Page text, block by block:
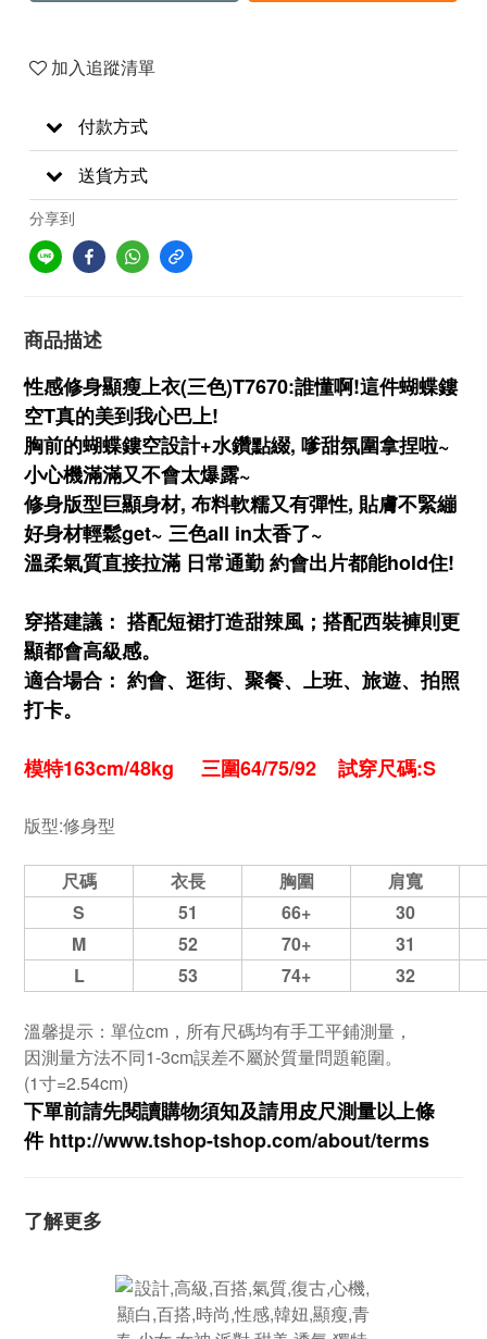
加入追蹤清單
付款方式
送貨方式
分享到
商品描述
性感修身顯瘦上衣(三色)T7670:誰懂啊!這件蝴蝶鏤
空T真的美到我心巴上!
胸前的蝴蝶鏤空設計+水鑽點綴, 嗲甜氛圍拿捏啦~
小心機滿滿又不會太爆露~
修身版型巨顯身材, 布料軟糯又有彈性, 貼膚不緊繃
好身材輕鬆get~ 三色all in太香了~
溫柔氣質直接拉滿 日常通勤 約會出片都能hold住!
穿搭建議： 搭配短裙打造甜辣風；搭配西裝褲則更
顯都會高級感。
適合場合： 約會、逛街、聚餐、上班、旅遊、拍照
打卡。
模特163cm/48kg 三圍64/75/92 試穿尺碼:S
版型:修身型
尺碼 衣長 胸圍
肩寬
S
51 66+
30
M
52 70+
31
L
53 74+ 32
溫馨提示：單位cm，所有尺碼均有手工平鋪測量，
因測量方法不同1-3cm誤差不屬於質量問題範圍。
(1寸=2.54cm)
下單前請先閱讀購物須知及請用皮尺測量以上條
件 http://www.tshop-tshop.com/about/terms
了解更多